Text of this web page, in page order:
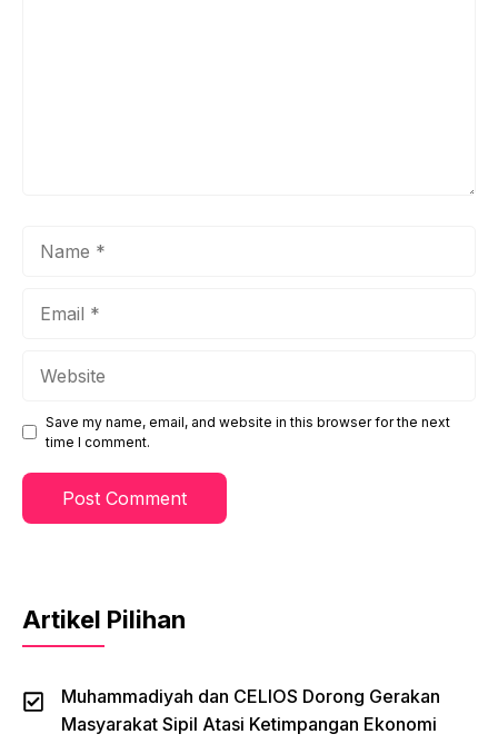
Save my name, email, and website in this browser for the next
time I comment.
Artikel Pilihan
Muhammadiyah dan CELIOS Dorong Gerakan
Masyarakat Sipil Atasi Ketimpangan Ekonomi